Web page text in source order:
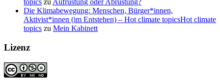
topics zu Aufrüstung oder Abrüstung?
Die Klimabewegung: Menschen, Bürger*innen,
Aktivist*innen (im Entstehen) – Hot climate topicsHot climate
topics zu Mein Kabinett
Lizenz